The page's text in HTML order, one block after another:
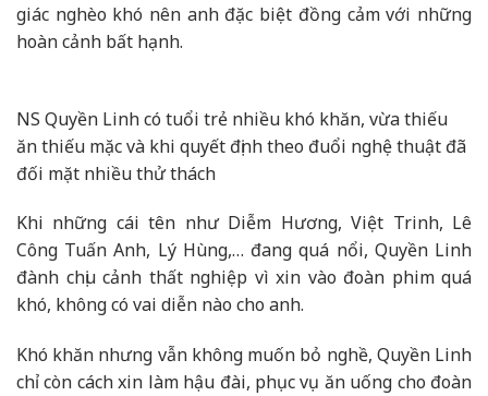
giác nghèo khó nên anh đặc biệt đồng cảm với những
hoàn cảnh bất hạnh.
NS Quyền Linh có tuổi trẻ nhiều khó khăn, vừa thiếu
ăn thiếu mặc và khi quyết định theo đuổi nghệ thuật đã
đối mặt nhiều thử thách
Khi những cái tên như Diễm Hương, Việt Trinh, Lê
Công Tuấn Anh, Lý Hùng,… đang quá nổi, Quyền Linh
đành chịu cảnh thất nghiệp vì xin vào đoàn phim quá
khó, không có vai diễn nào cho anh.
Khó khăn nhưng vẫn không muốn bỏ nghề, Quyền Linh
chỉ còn cách xin làm hậu đài, phục vụ ăn uống cho đoàn